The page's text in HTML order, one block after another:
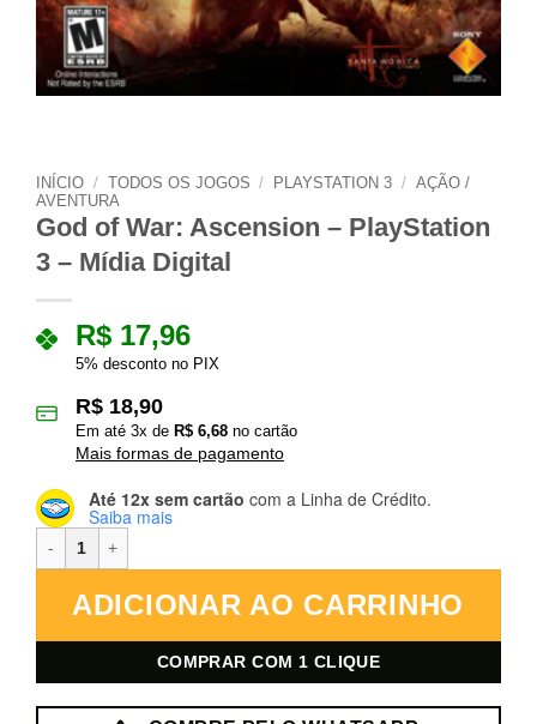
INÍCIO / TODOS OS JOGOS / PLAYSTATION 3 / AÇÃO /
AVENTURA
God of War: Ascension – PlayStation
3 – Mídia Digital
R$ 17,96
5% desconto no PIX
R$ 18,90
Em até 3x de R$ 6,68 no cartão
Mais formas de pagamento
Até 12x sem cartão com a Linha de Crédito.
Saiba mais
ADICIONAR AO CARRINHO
COMPRAR COM 1 CLIQUE